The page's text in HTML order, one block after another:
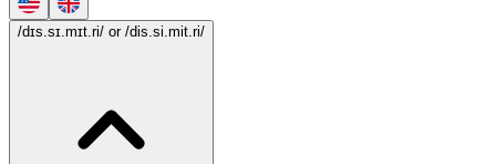
/dɪs.sɪ.mɪt.ri/ or /dis.si.mit.ri/